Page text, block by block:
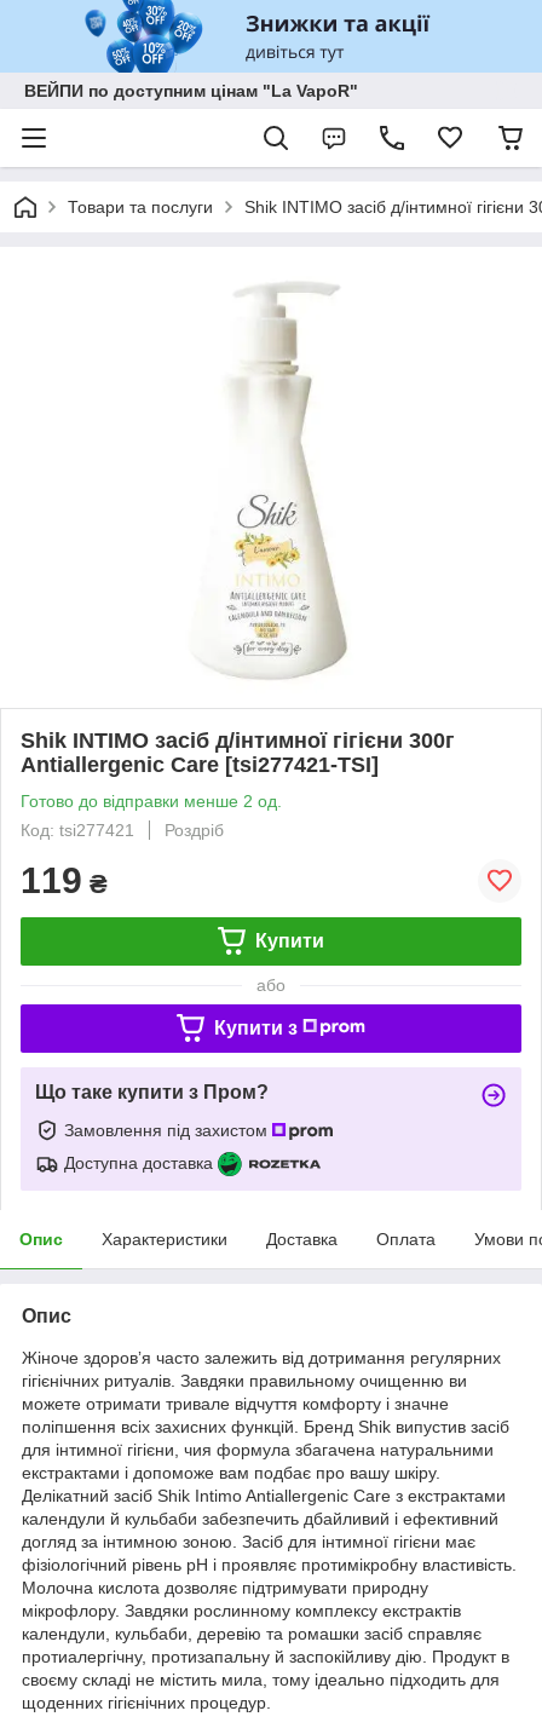
ВЕЙПИ по доступним цінам "La VapoR"
Товари та послуги Shik INTIMO засіб д/інтимної
Shik INTIMO засіб д/інтимної гігієни 300г
Antiallergenic Care [tsi277421-TSI]
Готово до відправки менше 2 од.
Код: tsi277421
Роздріб
119 ₴
Купити
або
Купити з
Що таке купити з Пром?
Замовлення під захистом
Доступна доставка
Опис Характеристики Доставка Оплата Умови
Опис
Жіноче здоровʼя часто залежить від дотримання регулярних
гігієнічних ритуалів. Завдяки правильному очищенню ви
можете отримати тривале відчуття комфорту і значне
поліпшення всіх захисних функцій. Бренд Shik випустив засіб
для інтимної гігієни, чия формула збагачена натуральними
екстрактами і допоможе вам подбає про вашу шкіру.
Делікатний засіб Shik Intimo Antiallergenic Care з екстрактами
календули й кульбаби забезпечить дбайливий і ефективний
догляд за інтимною зоною. Засіб для інтимної гігієни має
фізіологічний рівень рН і проявляє протимікробну властивість.
Молочна кислота дозволяє підтримувати природну
мікрофлору. Завдяки рослинному комплексу екстрактів
календули, кульбаби, деревію та ромашки засіб справляє
протиалергічну, протизапальну й заспокійливу дію. Продукт в
своєму складі не містить мила, тому ідеально підходить для
щоденних гігієнічних процедур.